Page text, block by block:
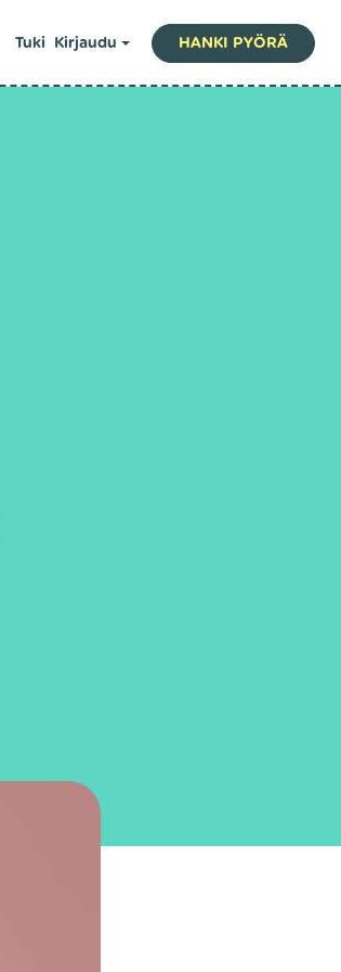
Tuki Kirjaudu HANKI PYÖRÄ